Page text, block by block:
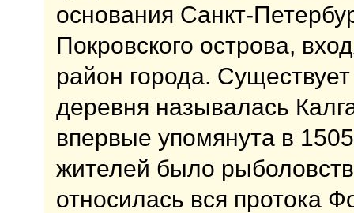
основания Санкт-
Покровского острова,
район города.
деревня называлась
впервые упомянута в
жителей было
относилась вся протока